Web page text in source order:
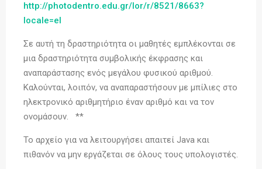
http://photodentro.edu.gr/lor/r/8521/8663?
locale=el
Σε αυτή τη δραστηριότητα οι μαθητές εμπλέκονται σε
μια δραστηριότητα συμβολικής έκφρασης και
αναπαράστασης ενός μεγάλου φυσικού αριθμού.
Καλούνται, λοιπόν, να αναπαραστήσουν με μπίλιες στο
ηλεκτρονικό αριθμητήριο έναν αριθμό και να τον
ονομάσουν. **
Το αρχείο για να λειτουργήσει απαιτεί Java και
πιθανόν να μην εργάζεται σε όλους τους υπολογιστές.